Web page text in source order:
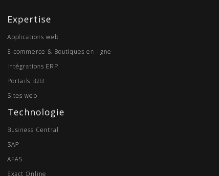
Expertise
Applications web
E-commerce & Boutiques en ligne
Intégrations ERP
Portails B2B
Sites web
Technologie
Business Central
SAP
AFAS
Exact Online